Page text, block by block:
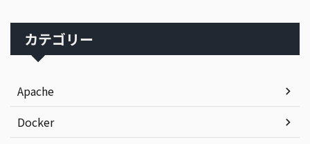
カテゴリー
Apache
Docker